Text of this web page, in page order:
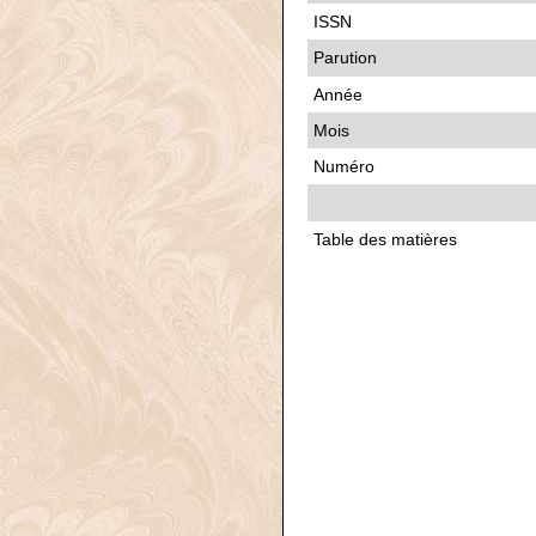
ISSN
Parution
Année
Mois
Numéro
Table des matières